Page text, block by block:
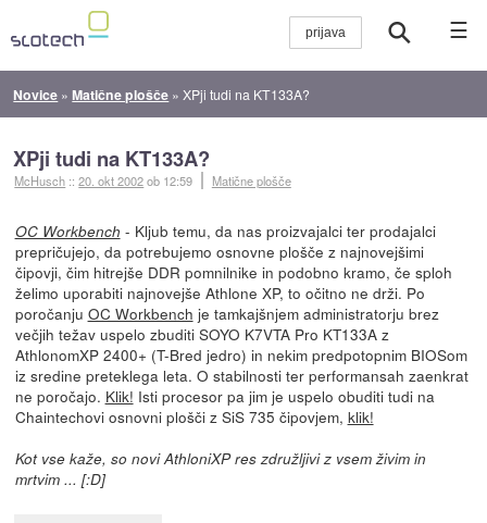
☰
Novice »Matične plošče »XPji tudi na KT133A?
XPji tudi na KT133A?
McHusch ::20. okt 2002ob 12:59 Matične plošče
OC Workbench - Kljub temu, da nas proizvajalci ter prodajalci
prepričujejo, da potrebujemo osnovne plošče z najnovejšimi
čipovji, čim hitrejše DDR pomnilnike in podobno kramo, če sploh
želimo uporabiti najnovejše Athlone XP, to očitno ne drži. Po
poročanju OC Workbench je tamkajšnjem administratorju brez
večjih težav uspelo zbuditi SOYO K7VTA Pro KT133A z
AthlonomXP 2400+ (T-Bred jedro) in nekim predpotopnim BIOSom
iz sredine preteklega leta. O stabilnosti ter performansah zaenkrat
ne poročajo. Klik! Isti procesor pa jim je uspelo obuditi tudi na
Chaintechovi osnovni plošči z SiS 735 čipovjem, klik!
Kot vse kaže, so novi AthloniXP res združljivi z vsem živim in
mrtvim ... [:D]